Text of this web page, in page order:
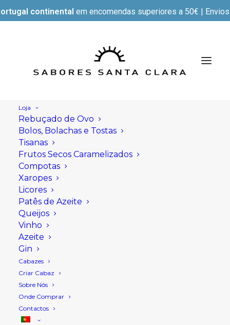
continental em encomendas superiores a 50€ |
Loja
Rebuçado de Ovo
Bolos, Bolachas e Tostas
Tisanas
Frutos Secos Caramelizados
Compotas
Xaropes
Licores
Patês de Azeite
Queijos
Vinho
Azeite
Gin
Cabazes
Criar Cabaz
Sobre Nós
Onde Comprar
Contactos